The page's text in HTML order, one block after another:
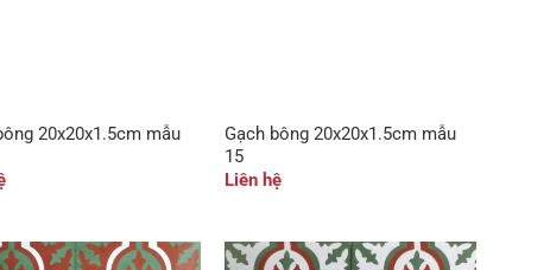
20x20x1.5cm mẫu
Gạch bông 20x20x1.5cm mẫu
15
Liên hệ